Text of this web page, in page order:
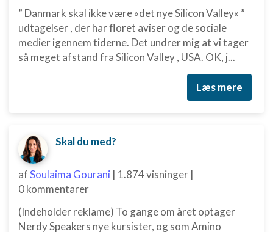
” Danmark skal ikke være »det nye Silicon Valley« ”
udtagelser , der har floret aviser og de sociale
medier igennem tiderne. Det undrer mig at vi tager
så meget afstand fra Silicon Valley , USA. OK, j...
Læs mere
Skal du med?
afSoulaima Gourani | 1.874 visninger |
0 kommentarer
(Indeholder reklame) To gange om året optager
Nerdy Speakers nye kursister, og som Amino